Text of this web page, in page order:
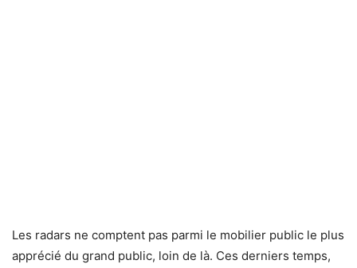
Les radars ne comptent pas parmi le mobilier public le plus
apprécié du grand public, loin de là. Ces derniers temps,